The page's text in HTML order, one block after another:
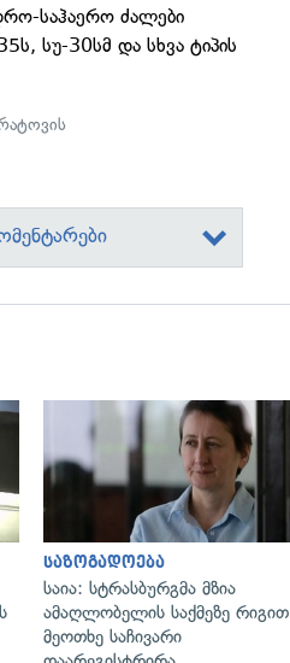
საჰაერო ძალები
სუ-30სმ და სხვა ტიპის
გადახედვა
საზოგადოება
საია: სტრასბურგმა მზია
ამაღლობელის საქმეზე რიგით
მეოთხე საჩივარი